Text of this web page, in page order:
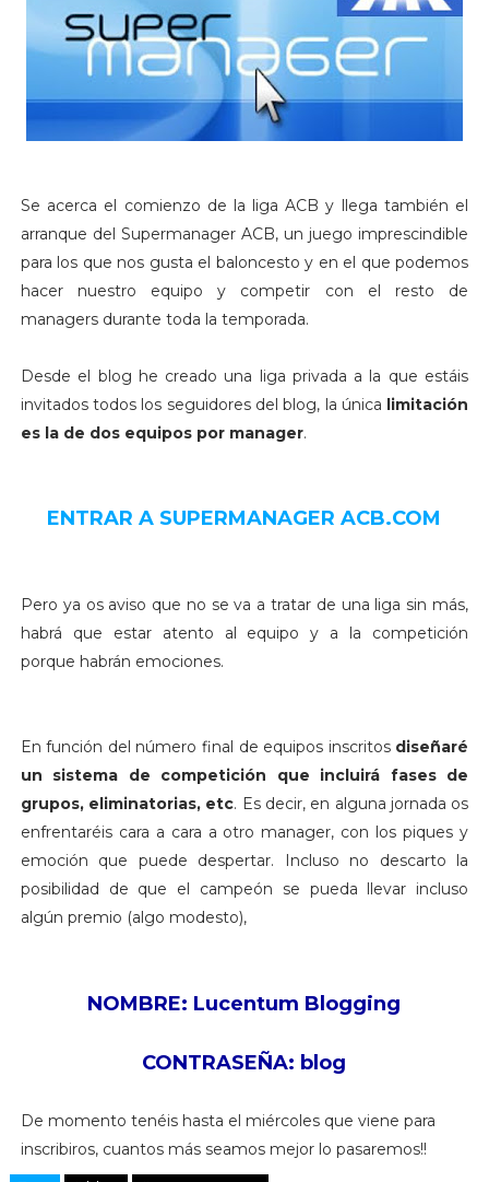
Se acerca el comienzo de la liga ACB y llega también el
arranque del Supermanager ACB, un juego imprescindible
para los que nos gusta el baloncesto y en el que podemos
hacer nuestro equipo y competir con el resto de
managers durante toda la temporada.
Desde el blog he creado una liga privada a la que estáis
invitados todos los seguidores del blog, la única limitación
es la de dos equipos por manager.
ENTRAR A SUPERMANAGER ACB.COM
Pero ya os aviso que no se va a tratar de una liga sin más,
habrá que estar atento al equipo y a la competición
porque habrán emociones.
En función del número final de equipos inscritos diseñaré
un sistema de competición que incluirá fases de
grupos, eliminatorias, etc. Es decir, en alguna jornada os
enfrentaréis cara a cara a otro manager, con los piques y
emoción que puede despertar. Incluso no descarto la
posibilidad de que el campeón se pueda llevar incluso
algún premio (algo modesto),
NOMBRE: Lucentum Blogging
CONTRASEÑA: blog
De momento tenéis hasta el miércoles que viene para
inscribiros, cuantos más seamos mejor lo pasaremos!!